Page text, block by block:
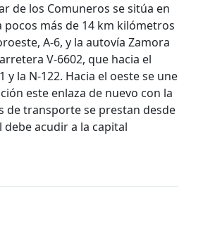
de los Comuneros se sitúa en
más de 14 km kilómetros
A-6, y la autovía Zamora
V-6602, que hacia el
la N-122. Hacia el oeste se une
este enlaza de nuevo con la
de transporte se prestan desde
acudir a la capital